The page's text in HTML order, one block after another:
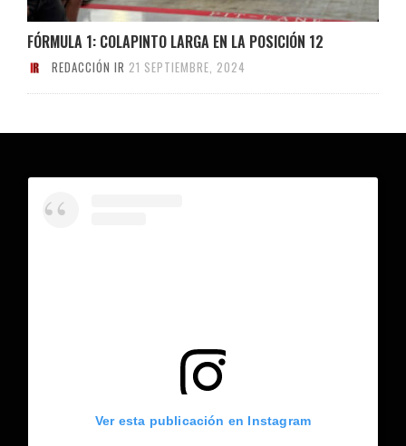
FÓRMULA 1: COLAPINTO LARGA EN LA POSICIÓN 12
REDACCIÓN IR 21 SEPTIEMBRE, 2024
Ver esta publicación en Instagram